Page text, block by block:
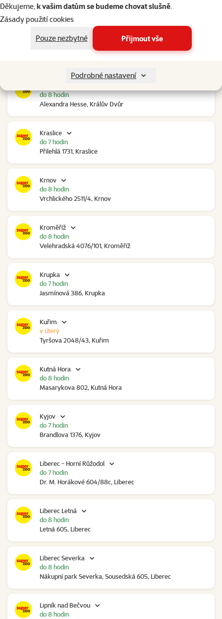
Děkujeme,k vašim datům se budeme chovat slušně.
Zásady použití cookies
Pouze nezbytné
Přijmout vše
Podrobné nastavení
Ovčáry 304, Ovčáry
Kozomín
Alexandra Hesse, Králův Dvůr
do 8 hodin
Kraslice
Přilehlá 1731, Kraslice
do 7 hodin
Krnov
Vrchlického 2511/4, Krnov
do 8 hodin
Kroměříž
Velehradská 4076/101, Kroměříž
do 8 hodin
Krupka
Jasmínová 386, Krupka
do 7 hodin
Kuřim
Tyršova 2048/43, Kuřim
v úterý
Kutná Hora
Masarykova 802, Kutná Hora
do 8 hodin
Kyjov
Brandlova 1376, Kyjov
do 7 hodin
Liberec - Horní Růžodol
Dr. M. Horákové 604/88c, Liberec
do 7 hodin
Liberec Letná
Letná 605, Liberec
do 8 hodin
Liberec Severka
Nákupní park Severka, Sousedská 605, Liberec
do 8 hodin
Lipník nad Bečvou
do 8 hodin